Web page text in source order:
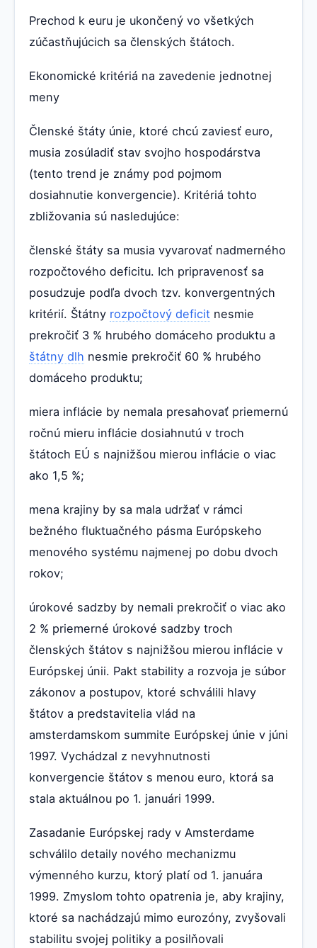
Prechod k euru je ukončený vo všetkých
zúčastňujúcich sa členských štátoch.
Ekonomické kritériá na zavedenie jednotnej
meny
Členské štáty únie, ktoré chcú zaviesť euro,
musia zosúladiť stav svojho hospodárstva
(tento trend je známy pod pojmom
dosiahnutie konvergencie). Kritériá tohto
zbližovania sú nasledujúce:
členské štáty sa musia vyvarovať nadmerného
rozpočtového deficitu. Ich pripravenosť sa
posudzuje podľa dvoch tzv. konvergentných
kritérií. Štátny rozpočtový deficit nesmie
prekročiť 3 % hrubého domáceho produktu a
štátny dlh nesmie prekročiť 60 % hrubého
domáceho produktu;
miera inflácie by nemala presahovať priemernú
ročnú mieru inflácie dosiahnutú v troch
štátoch EÚ s najnižšou mierou inflácie o viac
ako 1,5 %;
mena krajiny by sa mala udržať v rámci
bežného fluktuačného pásma Európskeho
menového systému najmenej po dobu dvoch
rokov;
úrokové sadzby by nemali prekročiť o viac ako
2 % priemerné úrokové sadzby troch
členských štátov s najnižšou mierou inflácie v
Európskej únii. Pakt stability a rozvoja je súbor
zákonov a postupov, ktoré schválili hlavy
štátov a predstavitelia vlád na
amsterdamskom summite Európskej únie v júni
1997. Vychádzal z nevyhnutnosti
konvergencie štátov s menou euro, ktorá sa
stala aktuálnou po 1. januári 1999.
Zasadanie Európskej rady v Amsterdame
schválilo detaily nového mechanizmu
výmenného kurzu, ktorý platí od 1. januára
1999. Zmyslom tohto opatrenia je, aby krajiny,
ktoré sa nachádzajú mimo eurozóny, zvyšovali
stabilitu svojej politiky a posilňovali